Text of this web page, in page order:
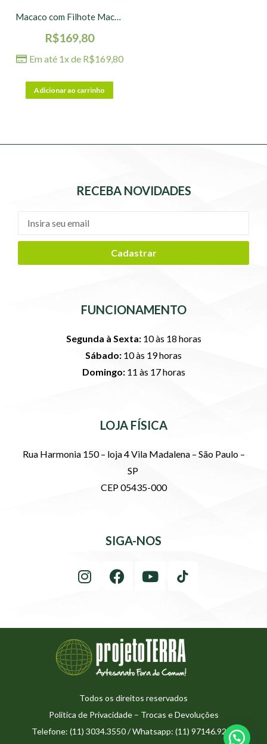
Macaco com Filhote Macuxi P – 10 x 7 x 6 cm
R$169,80
Em até 1x de R$169,80
Adicionar ao carrinho
RECEBA NOVIDADES
Cadastrar
FUNCIONAMENTO
Segunda à Sexta:10 às 18 horas
Sábado: 10 às 19 horas
Domingo:11 às 17 horas
LOJA FÍSICA
Rua Harmonia 150 – loja 4 Vila Madalena – São Paulo –
SP
CEP 05435-000
SIGA-NOS
Todos os direitos reservados
Política de Privacidade– Trocas e Devoluções
Telefone: (11) 3034.3550 / Whatsapp: (11) 97146.9273